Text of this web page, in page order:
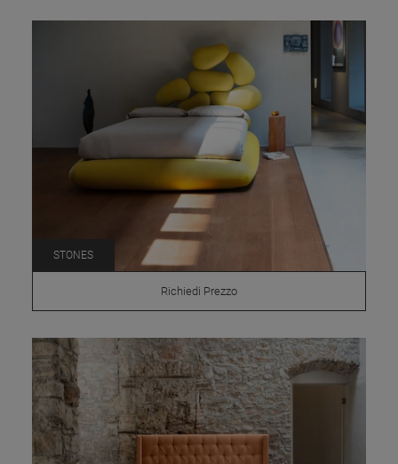
STONES
Richiedi Prezzo